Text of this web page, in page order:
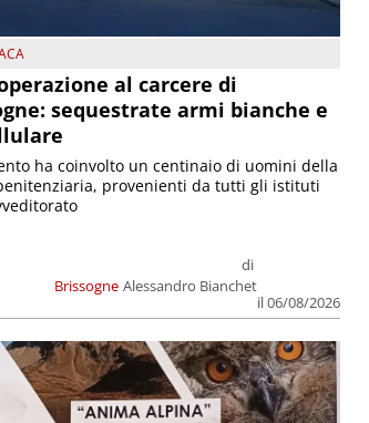
al carcere di
sequestrate armi bianche e
Brissogne
di
Alessandro Bianchet
il 06/08/2026
ha coinvolto un centinaio di uomini della
provenienti da tutti gli istituti